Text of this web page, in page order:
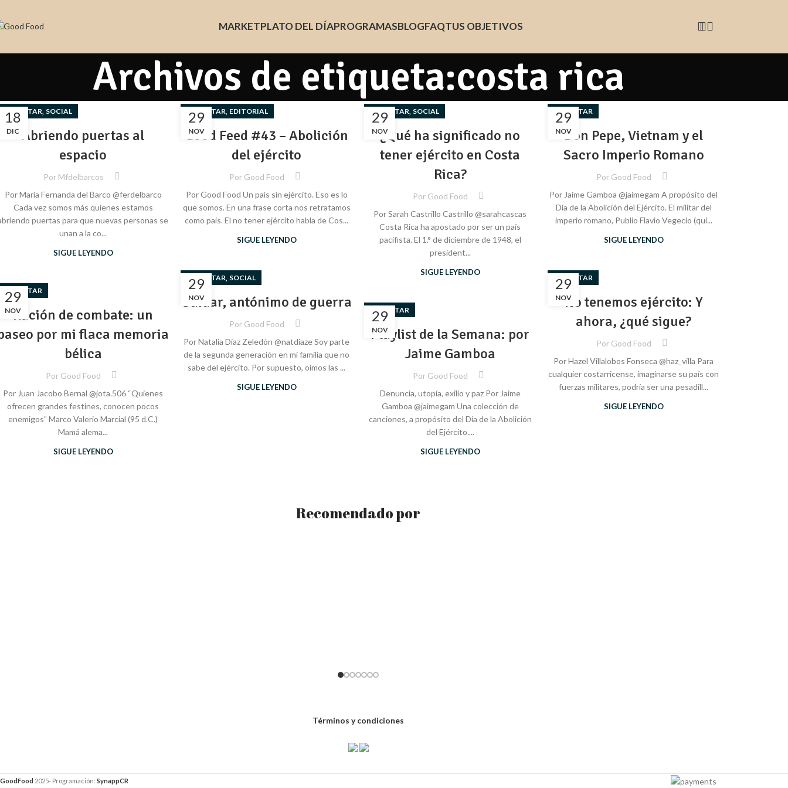
MARKETPLATO DEL DÍAPROGRAMASBLOGFAQTUS OBJETIVOS
Archivos de etiqueta:costa rica
18
DIC
BIENESTAR, SOCIAL
Abriendo puertas al
espacio
Por Mfdelbarcos
Por María Fernanda del Barco @ferdelbarco
Cada vez somos más quienes estamos
puertas para que nuevas personas se
unan a la co...
SIGUE LEYENDO
29
NOV
BIENESTAR, EDITORIAL
Good Feed #43 – Abolición
del ejército
Por Good Food
Por Good Food Un país sin ejército. Eso es lo
que somos. En una frase corta nos retratamos
como país. El no tener ejército habla de Cos...
SIGUE LEYENDO
29
NOV
BIENESTAR, SOCIAL
¿Qué ha significado no
tener ejército en Costa
Rica?
Por Good Food
Por Sarah Castrillo Castrillo @sarahcascas
Costa Rica ha apostado por ser un país
pacifista. El 1.° de diciembre de 1948, el
president...
SIGUE LEYENDO
29
NOV
BIENESTAR
Don Pepe, Vietnam y el
Sacro Imperio Romano
Por Good Food
Por Jaime Gamboa @jaimegam A propósito del
Día de la Abolición del Ejército. El militar del
imperio romano, Publio Flavio Vegecio (qui...
SIGUE LEYENDO
29
NOV
BIENESTAR, SOCIAL
Cuidar, antónimo de guerra
Por Good Food
Por Natalia Díaz Zeledón @natdiaze Soy parte
de la segunda generación en mi familia que no
sabe del ejército. Por supuesto, oímos las ...
SIGUE LEYENDO
29
NOV
BIENESTAR
No tenemos ejército: Y
ahora, ¿qué sigue?
Por Good Food
Por Hazel Villalobos Fonseca @haz_villa Para
cualquier costarricense, imaginarse su país con
fuerzas militares, podría ser una pesadill...
SIGUE LEYENDO
29
NOV
BIENESTAR
Ración de combate: un
por mi flaca memoria
bélica
Por Good Food
Por Juan Jacobo Bernal @jota.506 “Quienes
ofrecen grandes festines, conocen pocos
enemigos” Marco Valerio Marcial (95 d.C.)
Mamá alema...
SIGUE LEYENDO
29
NOV
BIENESTAR
Playlist de la Semana: por
Jaime Gamboa
Por Good Food
Denuncia, utopía, exilio y paz Por Jaime
Gamboa @jaimegam Una colección de
canciones, a propósito del Día de la Abolición
del Ejército....
SIGUE LEYENDO
Recomendado por
Términos y condiciones
GoodFood 2025- Programación: SynappCR